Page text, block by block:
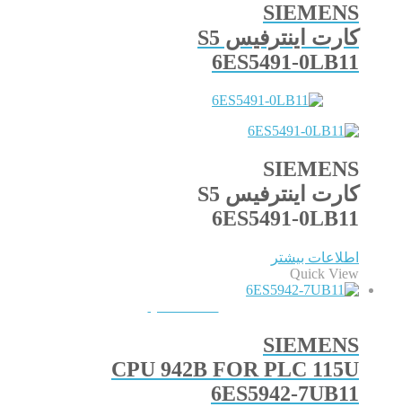
SIEMENS
کارت اینترفیس S5
6ES5491-0LB11
SIEMENS
کارت اینترفیس S5
6ES5491-0LB11
اطلاعات بیشتر
Quick View
SIEMENS
CPU 942B FOR PLC 115U
6ES5942-7UB11